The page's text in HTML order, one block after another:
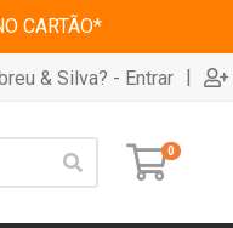
CARTÃO*
& Silva? - Entrar |
0